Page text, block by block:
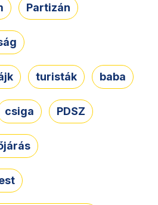
Partizán
turisták baba
csiga PDSZ